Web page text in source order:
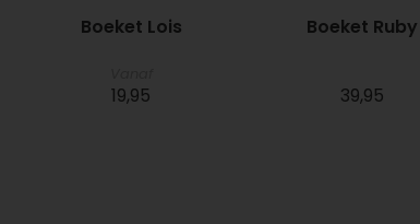
Boeket Lois
19,95
Boeket Ruby
39,95